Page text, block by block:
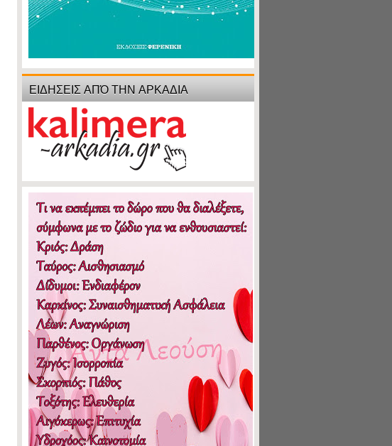
ΕΙΔΗΣΕΙΣ ΑΠΌ ΤΗΝ ΑΡΚΑΔΙΑ